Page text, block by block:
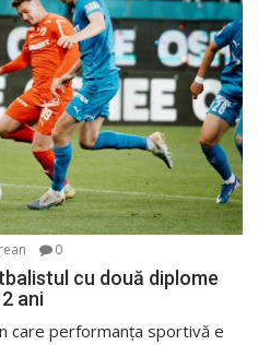
0
cu două diplome
ani
care performanța sportivă e